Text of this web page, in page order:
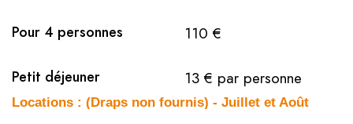
Pour 4 personnes 110 €
Petit déjeuner 13 € par personne
Locations : (Draps non fournis) - Juillet et Août